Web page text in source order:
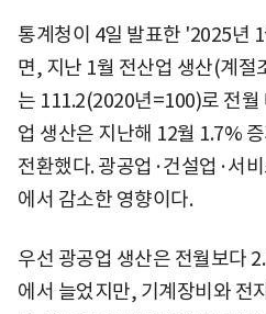
통계청이 4일 발표한 '2025년
면, 지난 1월 전산업 생산(계절
는 111.2(2020년=100)로 전
업 생산은 지난해 12월 1.7%
전환했다. 광공업·건설업·서
에서 감소한 영향이다.
우선 광공업 생산은 전월보다
에서 늘었지만, 기계장비와 전